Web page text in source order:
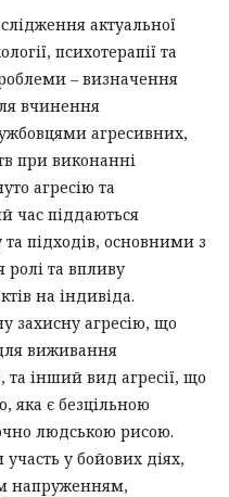
актуальної
психотерапії та
– визначення
вчинення
агресивних,
при виконанні
агресію та
час піддаються
підходів, основними з
ролі та впливу
на індивіда.
захисну агресію, що
виживання
та інший вид агресії, що
яка є безцільною
людською рисою.
участь у бойових діях,
напруженням,